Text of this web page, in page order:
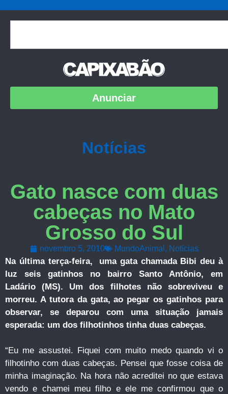
Anunciar
Notícias
Gato nasce com duas
cabeças no Mato
Grosso do Sul
novembro 5, 2010 MundoAnimal , Notícias
Na última terça-feira, uma gata chamada Bibi deu à
luz seis gatinhos no bairro Santo Antônio, em
Ladário (MS).
Um dos filhotes não sobreviveu e
morreu. A tutora da gata, ao pegar os gatinhos para
observar, se deparou com uma situação jamais
esperada: um dos filhotinhos tinha duas cabeças.
“Eu me assustei. Fiquei com muito medo quando vi o
filhotinho com duas cabeças. Pensei que fosse coisa de
minha imaginação. Na hora não acreditei no que estava
vendo e chamei meu filho e ele me confirmou que o